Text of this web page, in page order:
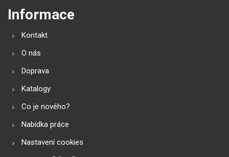
Informace
Kontakt
O nás
Doprava
Katalogy
Co je nového?
Nabídka práce
Nastavení cookies